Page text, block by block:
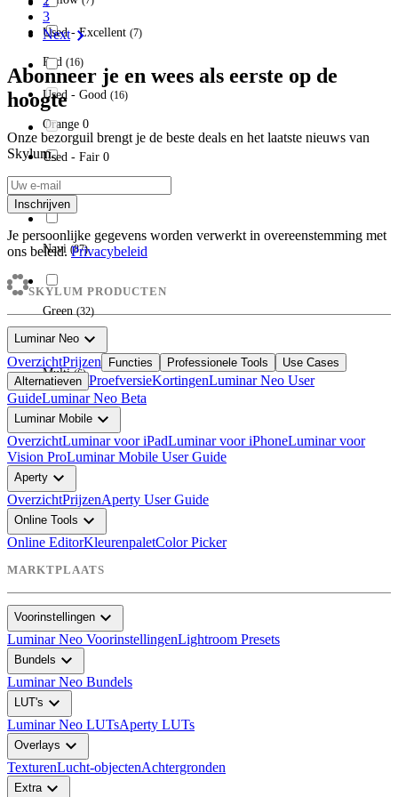
Red (16)
Orange 0
Blue
Navi (87)
Green (32)
Multi (6)
Used - Excellent (7)
Used - Good (16)
Used - Fair 0
3
Nextchevron_right
Abonneer je en wees als eerste op de
hoogte
Onze bezorguil brengt je de beste deals en het laatste nieuws van
Skylum.
Inschrijven
Je persoonlijke gegevens worden verwerkt in overeenstemming met
ons beleid. Privacybeleid
SKYLUM PRODUCTEN
Luminar Neo expand_more
OverzichtPrijzen Functies Professionele Tools
Use Cases
Alternatieven ProefversieKortingenLuminar Neo User
GuideLuminar Neo Beta
Luminar Mobile expand_more
OverzichtLuminar voor iPadLuminar voor iPhoneLuminar voor
Vision ProLuminar Mobile User Guide
Aperty expand_more
OverzichtPrijzenAperty User Guide
Online Tools expand_more
Online EditorKleurenpaletColor Picker
MARKTPLAATS
Voorinstellingen expand_more
Luminar Neo VoorinstellingenLightroom Presets
Bundels expand_more
Luminar Neo Bundels
LUT's expand_more
Luminar Neo LUTsAperty LUTs
Overlays expand_more
TexturenLucht-objectenAchtergronden
Extraexpand_more